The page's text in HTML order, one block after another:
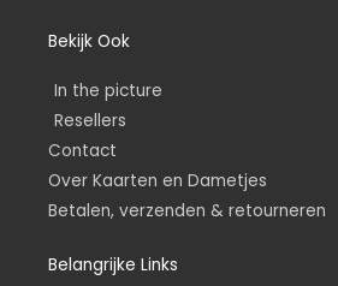
Bekijk Ook
In the picture
Resellers
Contact
Over Kaarten en Dametjes
Betalen, verzenden & retourneren
Belangrijke Links